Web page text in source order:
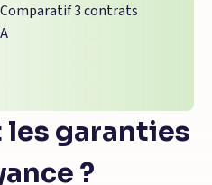
Comparatif 3 contrats
les garanties
?